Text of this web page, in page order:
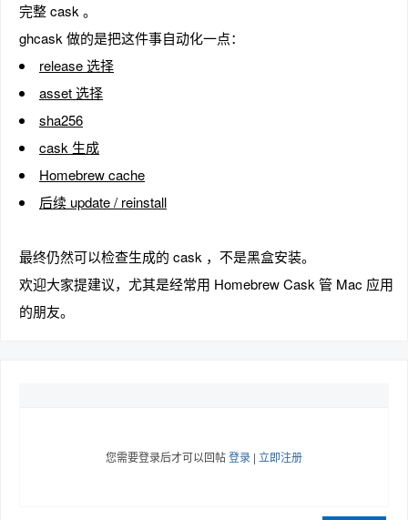
完整 cask 。
ghcask 做的是把这件事自动化一点：
release 选择
asset 选择
sha256
cask 生成
Homebrew cache
后续 update / reinstall
最终仍然可以检查生成的 cask ，不是黑盒安装。
欢迎大家提建议，尤其是经常用 Homebrew Cask 管 Mac 应用
的朋友。
您需要登录后才可以回帖登录 | 立即注册